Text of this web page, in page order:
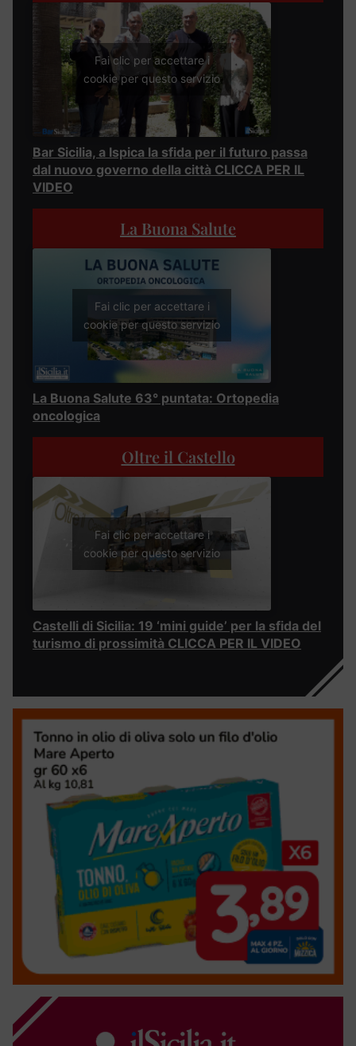
Fai clic per accettare i
cookie per questo servizio
Bar Sicilia, a Ispica la sfida per il futuro passa
dal nuovo governo della città CLICCA PER IL
VIDEO
La Buona Salute
Fai clic per accettare i
cookie per questo servizio
La Buona Salute 63° puntata: Ortopedia
oncologica
Oltre il Castello
Fai clic per accettare i
cookie per questo servizio
Castelli di Sicilia: 19 ‘mini guide’ per la sfida del
turismo di prossimità CLICCA PER IL VIDEO